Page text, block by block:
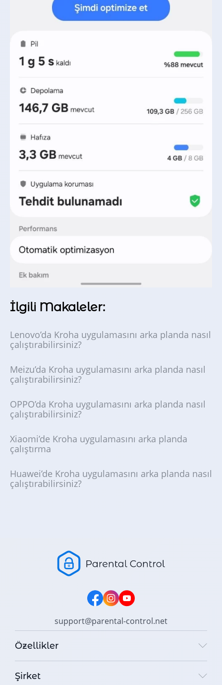
İlgili Makaleler:
Lenovo’da Kroha uygulamasını arka planda nasıl
çalıştırabilirsiniz?
Meizu’da Kroha uygulamasını arka planda nasıl
çalıştırabilirsiniz?
OPPO’da Kroha uygulamasını arka planda nasıl
çalıştırabilirsiniz?
Xiaomi’de Kroha uygulamasını arka planda
çalıştırma
Huawei’de Kroha uygulamasını arka planda nasıl
çalıştırabilirsiniz?
support@parental-control.net
Özellikler
Şirket